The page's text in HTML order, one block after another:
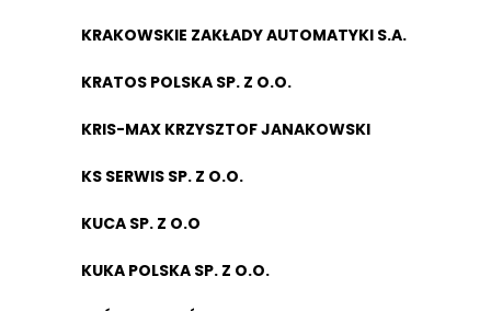
KRAKOWSKIE ZAKŁADY AUTOMATYKI S.A.
KRATOS POLSKA SP. Z O.O.
KRIS-MAX KRZYSZTOF JANAKOWSKI
KS SERWIS SP. Z O.O.
KUCA SP. Z O.O
KUKA POLSKA SP. Z O.O.